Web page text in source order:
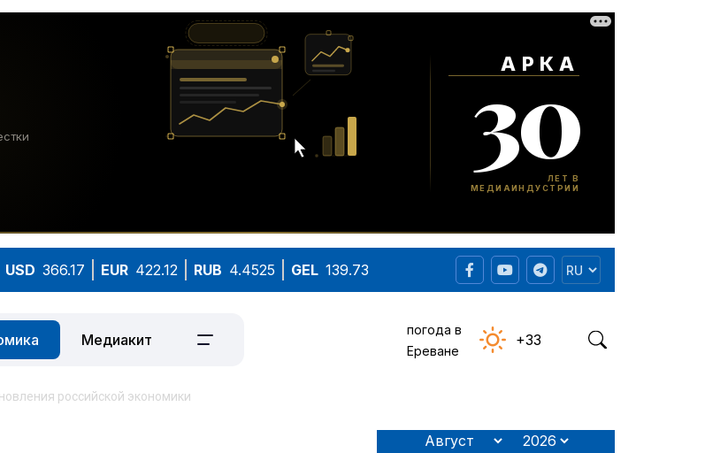
USD 366.17 EUR 422.12 RUB 4.4525 GEL 139.73
Медиакит
погода в
Ереване
+33
российской экономики